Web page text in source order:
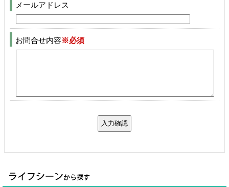
メールアドレス
お問合せ内容※必須